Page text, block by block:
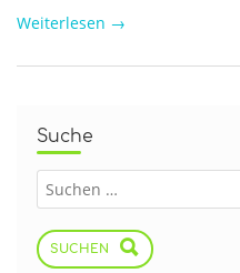
Weiterlesen →
Suche
SUCHEN